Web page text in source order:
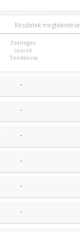
Részletek megtekintése
Esetleges
szorzó
Tendencia
-
-
-
-
-
-